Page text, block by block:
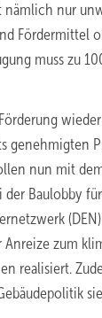
nur
Fördermittel
muss zu
nun mit
Baulobby
Anreize zum
realisiert.